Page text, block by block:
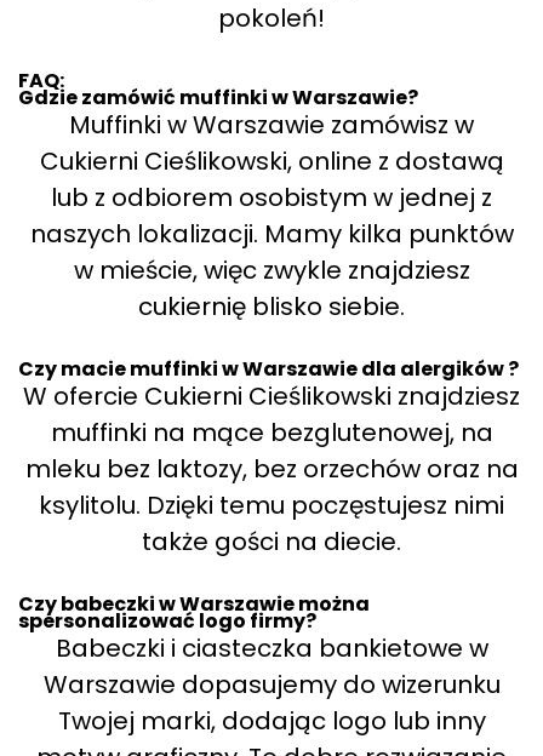
pokoleń!
FAQ:
Gdzie zamówić muffinki w Warszawie?
Muffinki w Warszawie zamówisz w
Cukierni Cieślikowski, online z dostawą
lub z odbiorem osobistym w jednej z
naszych lokalizacji. Mamy kilka punktów
w mieście, więc zwykle znajdziesz
cukiernię blisko siebie.
Czy macie muffinki w Warszawie dla alergików ?
W ofercie Cukierni Cieślikowski znajdziesz
muffinki na mące bezglutenowej, na
mleku bez laktozy, bez orzechów oraz na
ksylitolu. Dzięki temu poczęstujesz nimi
także gości na diecie.
Czy babeczki w Warszawie można
spersonalizować logo firmy?
Babeczki i ciasteczka bankietowe w
Warszawie dopasujemy do wizerunku
Twojej marki, dodając logo lub inny